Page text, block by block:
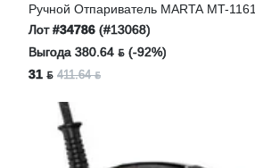
Ручной Отпариватель MARTA MT-1161
Лот#34786 (#13068)
Выгода 380.64 ƃ (-92%)
31 ƃ 411.64 ƃ